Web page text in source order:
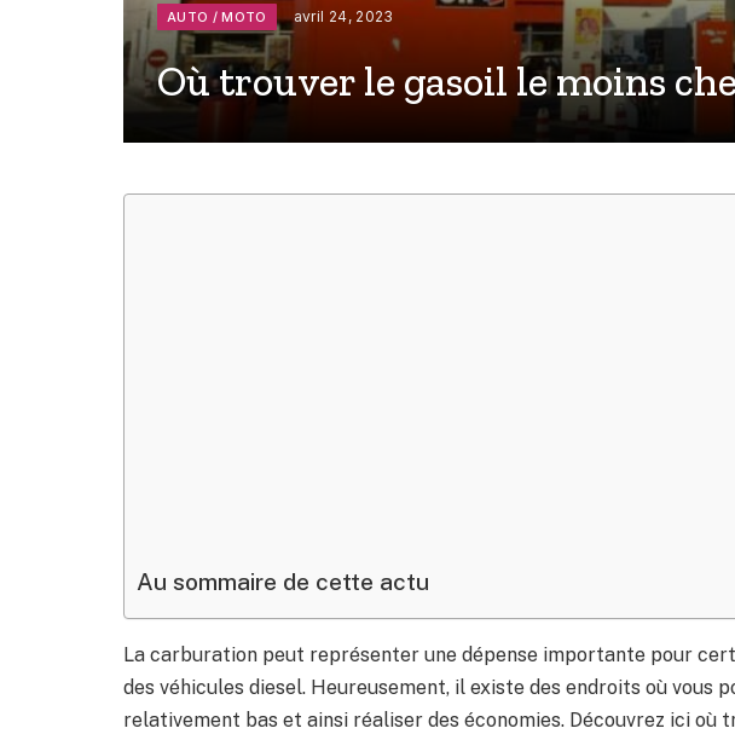
AUTO / MOTO avril 24, 2023
Où trouver le gasoil le moins
Au sommaire de cette actu
La carburation peut représenter une dépense importante pour
des véhicules diesel. Heureusement, il existe des endroits où vous
relativement bas et ainsi réaliser des économies. Découvrez ici où